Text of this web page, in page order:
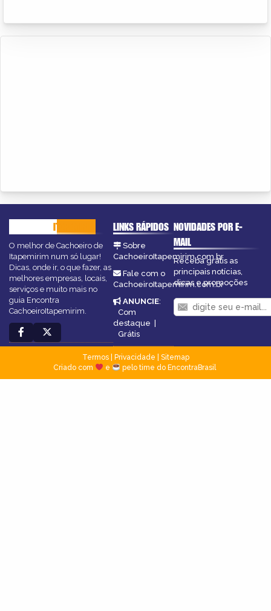
ITAPEMIRIM
O melhor de Cachoeiro de
Itapemirim num só lugar!
Dicas, onde ir, o que fazer, as
melhores empresas, locais,
serviços e muito mais no
guia Encontra
CachoeiroItapemirim.
LINKS RÁPIDOS
Sobre
CachoeiroItapemirim.com.br
Fale com o
CachoeiroItapemirim.com.br
ANUNCIE:
Com
destaque |
Grátis
NOVIDADES POR E-
MAIL
Receba grátis as
principais notícias,
dicas e promoções
Termos| Privacidade
Sitemap
Criado com
e pelo time do EncontraBrasil